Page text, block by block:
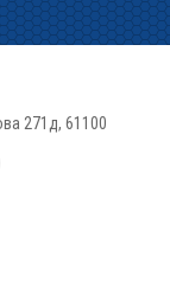
271д, 61100